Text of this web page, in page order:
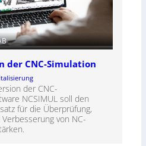
der CNC-Simulation
der CNC-
NCSIMUL soll den
für die Überprüfung,
von NC-